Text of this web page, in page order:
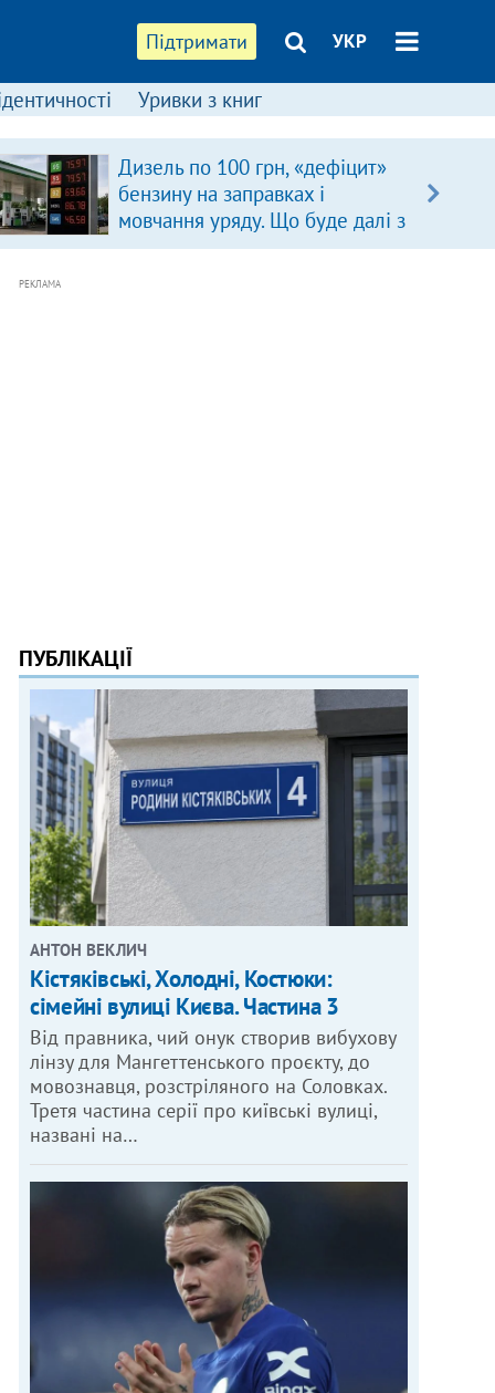
Підтримати УКР
Уривки з книг
Дизель по 100 грн, «дефіцит»
бензину на заправках і
мовчання уряду. Що буде далі з
цінами на пальне?
РЕКЛАМА
ПУБЛІКАЦІЇ
АНТОН ВЕКЛИЧ
Кістяківські, Холодні, Костюки:
сімейні вулиці Києва. Частина 3
Від правника, чий онук створив вибухову
лінзу для Мангеттенського проєкту, до
мовознавця, розстріляного на Соловках.
Третя частина серії про київські вулиці,
названі на…